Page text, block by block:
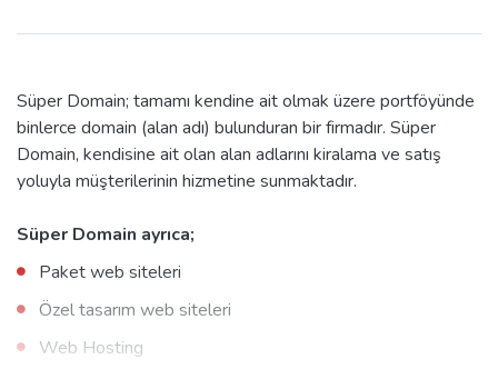
Süper Domain; tamamı kendine ait olmak üzere portföyünde
binlerce domain (alan adı) bulunduran bir firmadır. Süper
Domain, kendisine ait olan alan adlarını kiralama ve satış
yoluyla müşterilerinin hizmetine sunmaktadır.
Süper Domain ayrıca;
Paket web siteleri
Özel tasarım web siteleri
Web Hosting